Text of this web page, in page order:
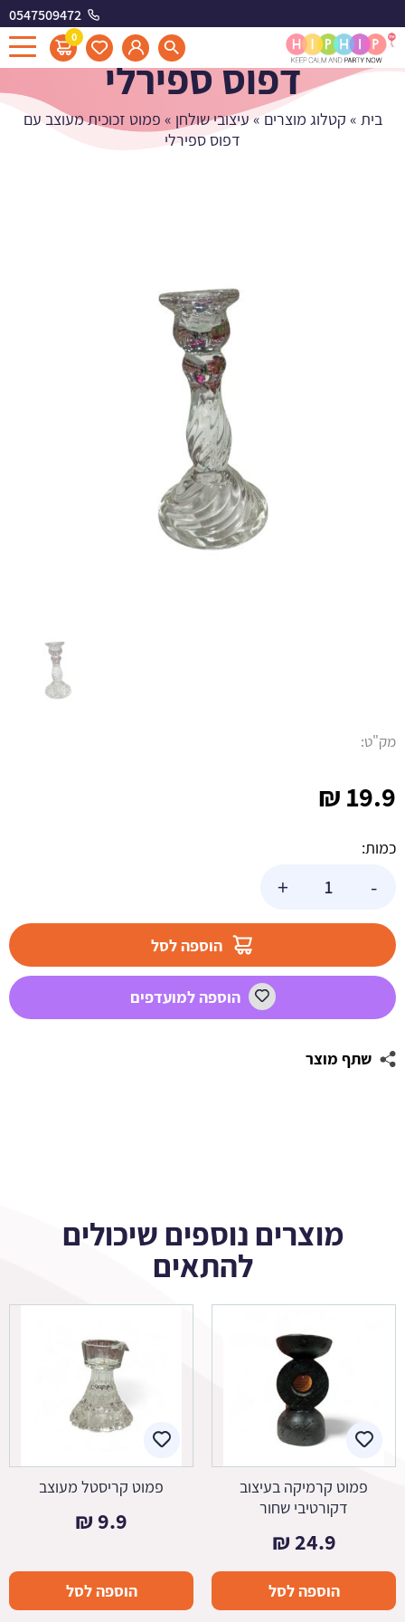
0547509472
0
פמוט זכוכית מעוצב עם
דפוס ספירלי
בית » קטלוג מוצרים » עיצובי שולחן » פמוט זכוכית מעוצב עם
דפוס ספירלי
19.9
₪
כמות:
-
עם
ספירלי
+
הוספה לסל
הוספה למועדפים
שתף מוצר
מק"ט:
מוצרים נוספים שיכולים
להתאים
פמוט קרמיקה בעיצוב
דקורטיבי שחור
24.9
₪
הוספה לסל
פמוט קריסטל מעוצב
9.9
₪
הוספה לסל